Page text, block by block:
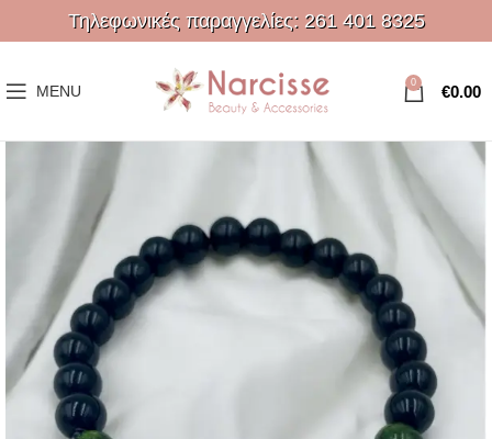
Τηλεφωνικές παραγγελίες: 261 401 8325
MENU 0 €0.00